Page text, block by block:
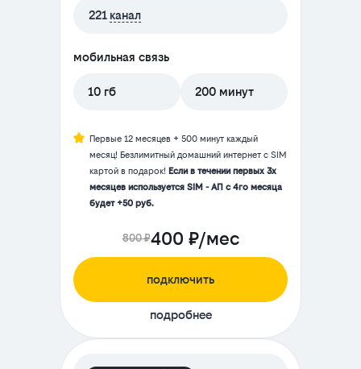
221 канал
мобильная связь
10 гб 200 минут
Первые 12 месяцев + 500 минут каждый
месяц! Безлимитный домашний интернет с SIM
картой в подарок! Если в течении первых 3х
месяцев используется SIM - АП с 4го месяца
будет +50 руб.
800 ₽400 ₽/мес
подключить
подробнее